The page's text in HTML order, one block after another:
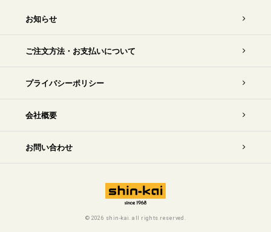
お知らせ
ご注文方法・お支払いについて
プライバシーポリシー
会社概要
お問い合わせ
© 2026 shin-kai. all rights reserved.